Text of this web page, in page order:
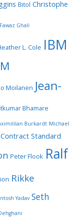
Bitol Christophe
Fawaz Ghali
L. Cole IBM
Moilanen Jean-
Bhamare
Burkardt Michael
Standard
Peter Flook Ralf
Rikke
Yadav Seth